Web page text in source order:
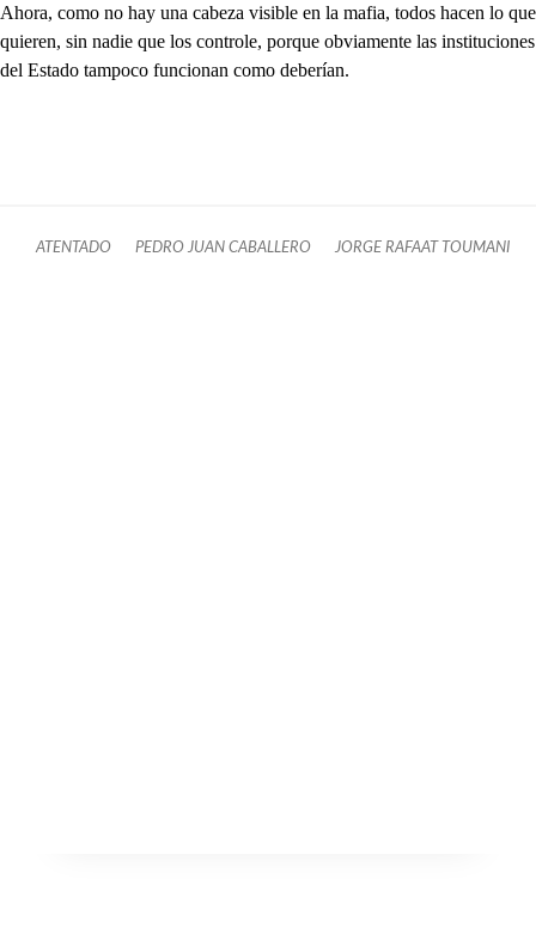
Ahora, como no hay una cabeza visible en la mafia, todos hacen lo que
quieren, sin nadie que los controle, porque obviamente las instituciones
del Estado tampoco funcionan como deberían.
ATENTADO PEDRO JUAN CABALLERO JORGE RAFAAT TOUMANI